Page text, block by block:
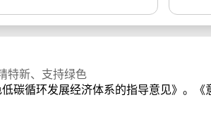
特新、支持绿色
循环发展经济体系的指导意见》。《